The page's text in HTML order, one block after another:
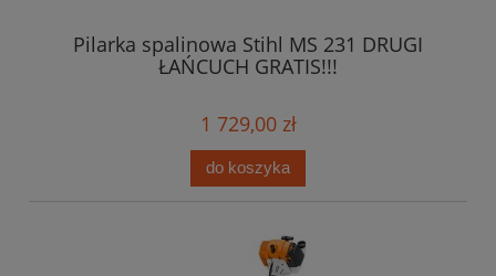
Pilarka spalinowa Stihl MS 231 DRUGI
ŁAŃCUCH GRATIS!!!
1 729,00 zł
do koszyka